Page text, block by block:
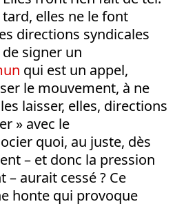
elles ne le font
directions syndicales
signer un
qui est un appel,
le mouvement, à ne
laisser, elles, directions
» avec le
quoi, au juste, dès
– et donc la pression
aurait cessé ? Ce
honte qui provoque